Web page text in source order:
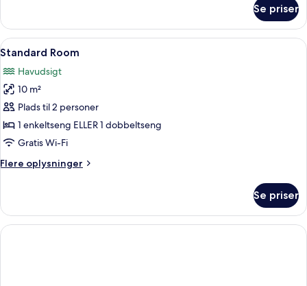
Front
Room
Se priser
Indlæs
alle
billeder
af
Standard
Room
Et hotelværelse med to senge,
6
Standard Room
Havudsigt
10 m²
Plads til 2 personer
1 enkeltseng ELLER 1 dobbeltseng
Gratis Wi-Fi
Flere oplysninger
Flere
Room
Se priser